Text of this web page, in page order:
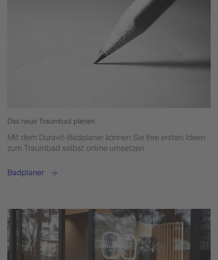
Das neue Traumbad planen
Mit dem Duravit-Badplaner können Sie Ihre ersten Ideen
zum Traumbad selbst online umsetzen.
Badplaner